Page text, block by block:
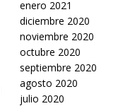
enero 2021
diciembre 2020
noviembre 2020
octubre 2020
septiembre 2020
agosto 2020
julio 2020